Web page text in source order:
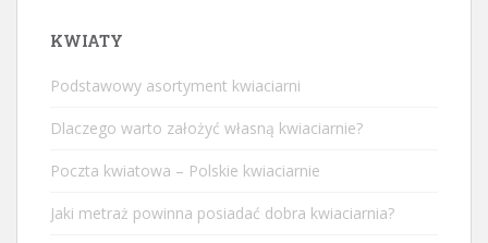
KWIATY
Podstawowy asortyment kwiaciarni
Dlaczego warto założyć własną kwiaciarnie?
Poczta kwiatowa – Polskie kwiaciarnie
Jaki metraż powinna posiadać dobra kwiaciarnia?